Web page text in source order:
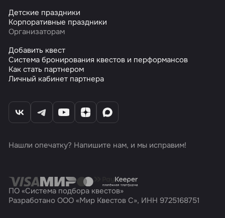
Детские праздники
Корпоративные праздники
Организаторам
Добавить квест
Система бронирования квестов и перформансов
Как стать партнером
Личный кабинет партнера
Нашли опечатку? Напишите нам, и мы исправим!
ПО «Система подбора квестов»
Разработано ООО «Мир Квестов С», ИНН 9725168751